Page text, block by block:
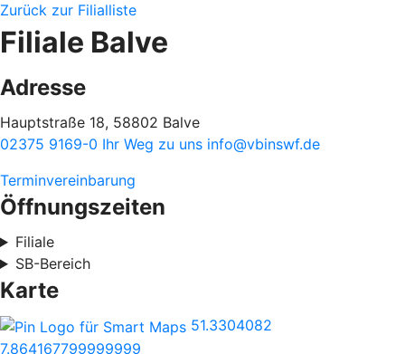
Zurück zur Filialliste
Filiale Balve
Adresse
Hauptstraße 18, 58802 Balve
02375 9169-0 Ihr Weg zu uns info@vbinswf.de
Terminvereinbarung
Öffnungszeiten
Filiale
SB-Bereich
Karte
51.3304082
7.864167799999999